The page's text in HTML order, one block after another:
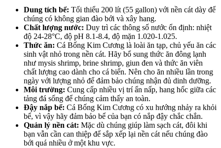
Dung tích bể: Tối thiểu 200 lít (55 gallon) với nền cát dày để
chúng có không gian đào bới và xây hang.
Chất lượng nước: Duy trì các thông số nước ổn định: nhiệt
độ 24-28°C, độ pH 8.1-8.4, độ mặn 1.020-1.025.
Thức ăn: Cá Bống Kim Cương là loài ăn tạp, chủ yếu ăn các
sinh vật nhỏ trong nền cát. Hãy bổ sung thức ăn đông lạnh
như mysis shrimp, brine shrimp, giun đen và thức ăn viên
chất lượng cao dành cho cá biển. Nên cho ăn nhiều lần trong
ngày với lượng nhỏ để đảm bảo chúng nhận đủ dinh dưỡng.
Môi trường: Cung cấp nhiều vị trí ẩn nấp, hang hốc giữa các
tảng đá sống để chúng cảm thấy an toàn.
Đậy nắp bể: Cá Bống Kim Cương có xu hướng nhảy ra khỏi
bể, vì vậy hãy đảm bảo bể của bạn có nắp đậy chắc chắn.
Quản lý nền cát: Mặc dù chúng giúp làm sạch cát, đôi khi
bạn vẫn cần can thiệp để sắp xếp lại nền cát nếu chúng đào
bới quá nhiều ở một khu vực.